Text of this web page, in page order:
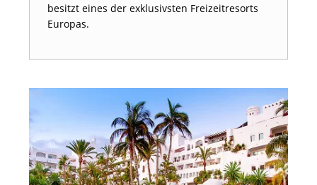
besitzt eines der exklusivsten Freizeitresorts
Europas.